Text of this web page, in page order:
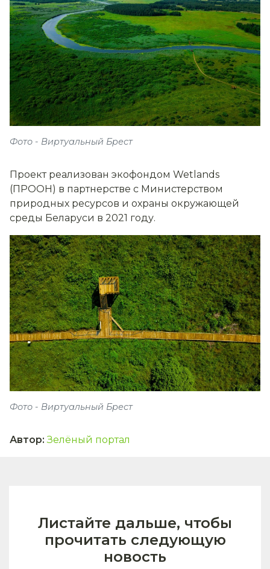
Фото - Виртуальный Брест
Проект реализован экофондом Wetlands
(ПРООН) в партнерстве с Министерством
природных ресурсов и охраны окружающей
среды Беларуси в 2021 году.
Фото - Виртуальный Брест
Автор: Зелёный портал
Листайте дальше, чтобы
прочитать следующую
новость